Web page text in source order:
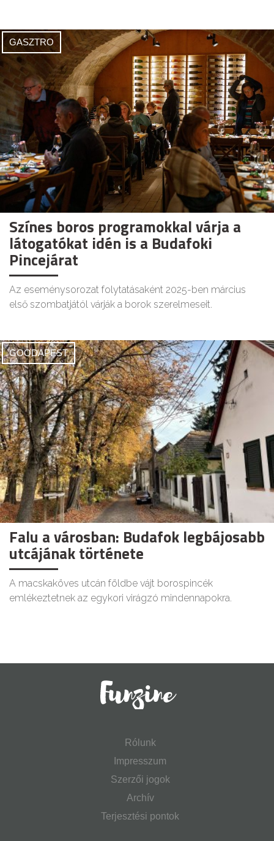
GASZTRO
Színes boros programokkal várja a
látogatókat idén is a Budafoki
Pincejárat
Az eseménysorozat folytatásaként 2025-ben március
első szombatjától várják a borok szerelmeseit.
GOODAPEST
Falu a városban: Budafok legbájosabb
utcájának története
A macskaköves utcán földbe vájt borospincék
emlékeztetnek az egykori virágzó mindennapokra.
Rólunk
Impresszum
Szerzői jogok
Archív
Terjesztési pontok